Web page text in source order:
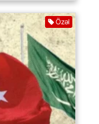
Özəl